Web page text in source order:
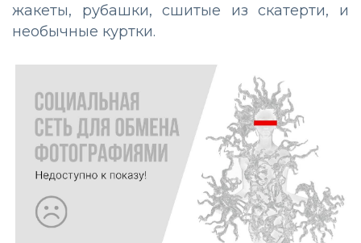
жакеты, рубашки, сшитые из скатерти, и
необычные куртки.